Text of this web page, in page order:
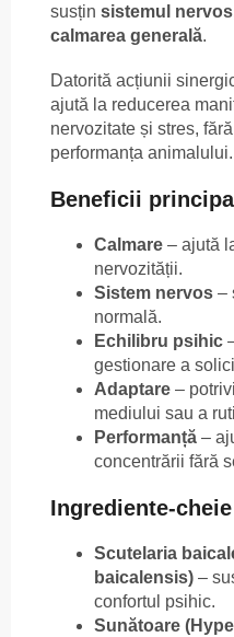
susțin sistemul
calmarea generală.
Datorită acțiunii
ajută la reducerea
nervozitate și stres,
performanța animalului.
Beneficii
Calmare – ajută
nervozității.
Sistem nervos –
normală.
Echilibru psihic
gestionare a
Adaptare –
mediului sau a
Performanță –
concentrării fără
Ingrediente-cheie
Scutelaria
baicalensis) –
confortul psihic.
Sunătoare